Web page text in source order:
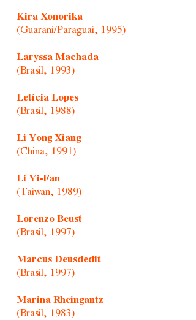
Kira Xonorika
(Guarani/Paraguai, 1995)
Laryssa Machada
(Brasil, 1993)
Letícia Lopes
(Brasil, 1988)
Li Yong Xiang
(China, 1991)
Li Yi-Fan
(Taiwan, 1989)
Lorenzo Beust
(Brasil, 1997)
Marcus Deusdedit
(Brasil, 1997)
Marina Rheingantz
(Brasil, 1983)